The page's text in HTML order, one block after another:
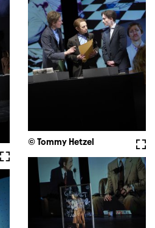
© Tommy Hetzel
Vollbild